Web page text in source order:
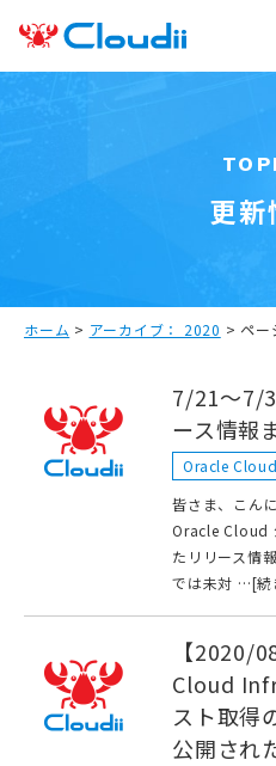
更新
ホーム > アーカイブ： 2020 > ペー
7/21～7/
ース情報
Oracle Cloud
皆さま、こん
Oracle Cloud
たリリース情
では未対 …[続
【2020/
Cloud
スト取得
公開され